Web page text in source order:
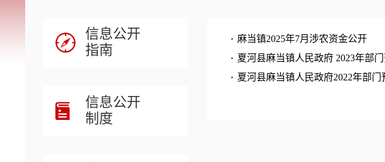
信息公开
指南
信息公开
制度
麻当镇2025年7月涉农资金公开
夏河县麻当镇人民政府 2023年部
夏河县麻当镇人民政府2022年部门